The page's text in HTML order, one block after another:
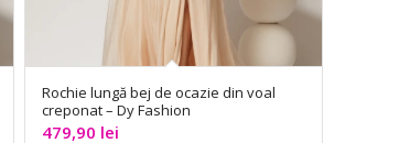
Rochie lungă bej de ocazie din voal
creponat – Dy Fashion
479,90 lei